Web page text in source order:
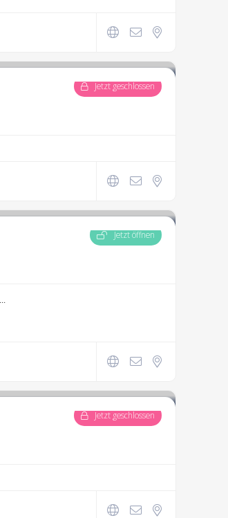
Jetzt geschlossen
Jetzt öffnen
Jetzt geschlossen